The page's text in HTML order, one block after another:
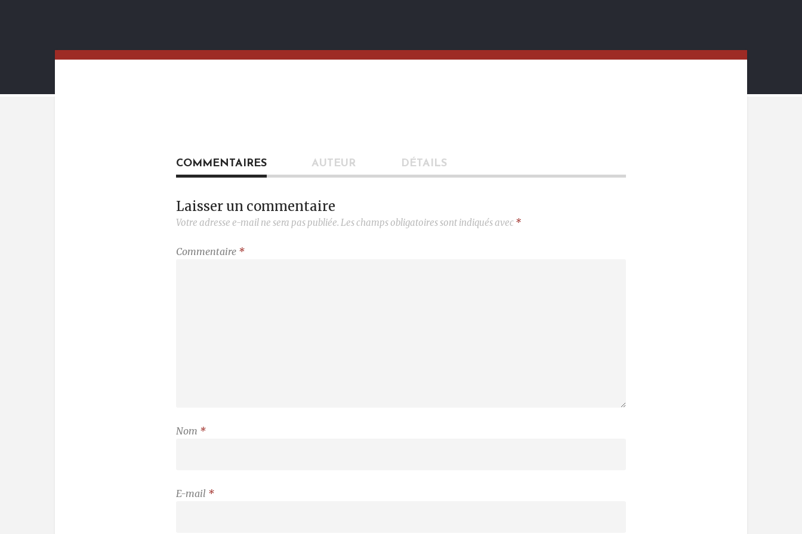
COMMENTAIRES AUTEUR DÉTAILS
Laisser un commentaire
Votre adresse e-mail ne sera pas publiée. Les champs obligatoires sont indiqués avec *
Commentaire *
Nom *
E-mail *